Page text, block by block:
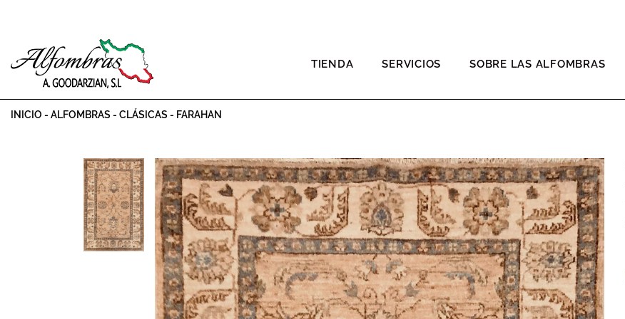
TIENDA SERVICIOS SOBRE LAS ALFOMBRAS
INICIO - ALFOMBRAS - CLÁSICAS - FARAHAN